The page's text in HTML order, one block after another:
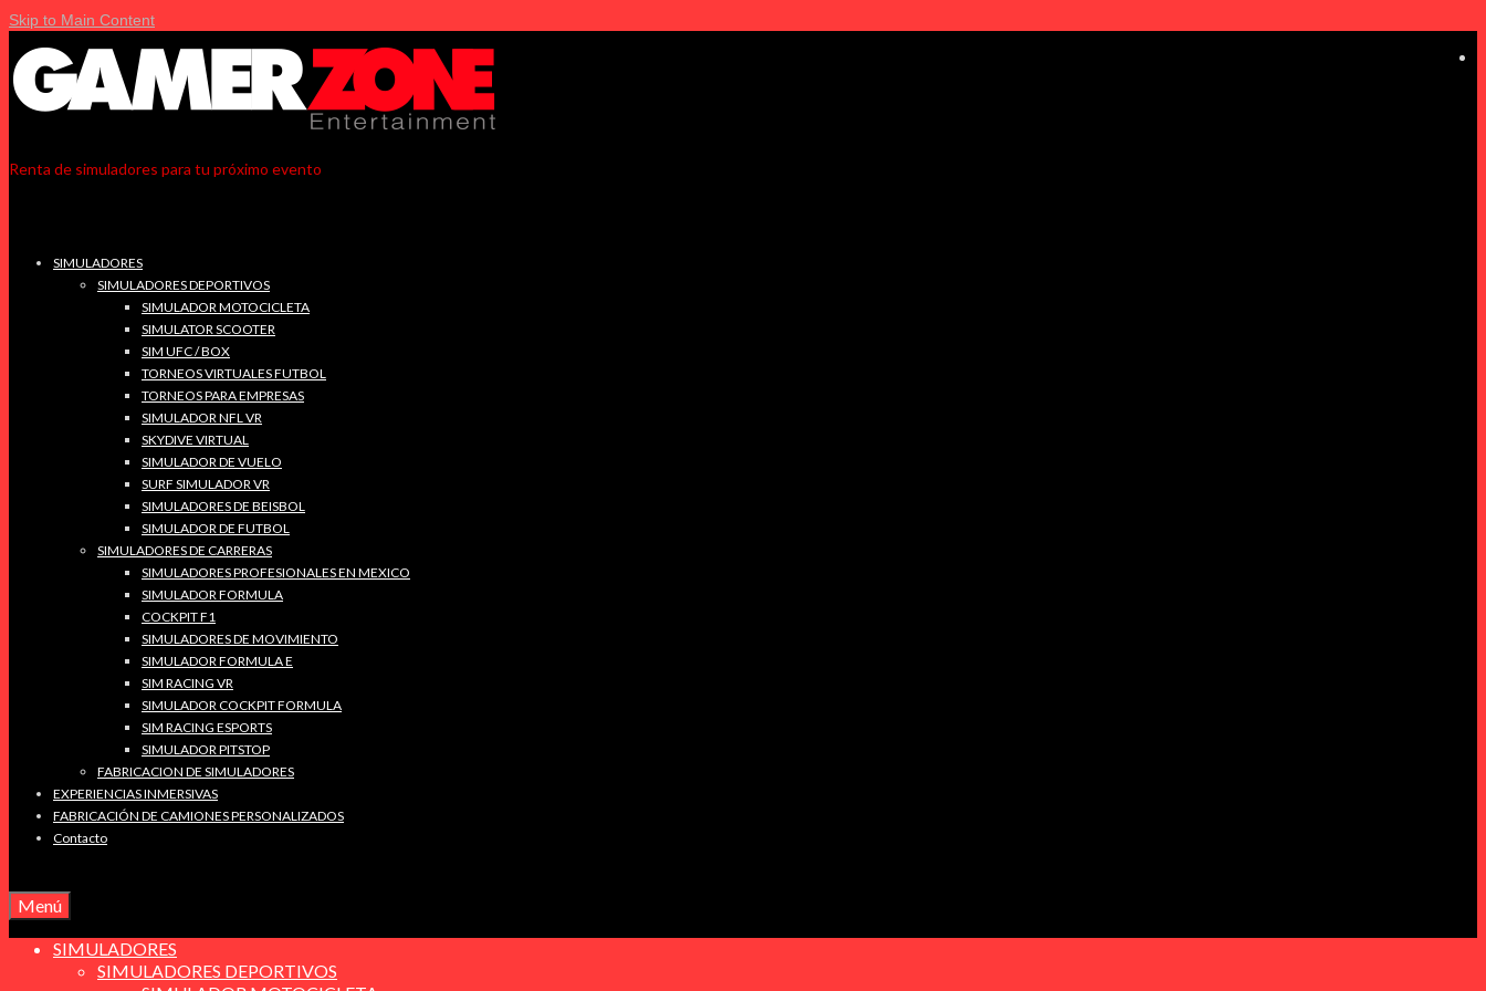
Skip to Main Content
Renta de simuladores para tu próximo evento
SIMULADORES
SIMULADORES DEPORTIVOS
SIMULADOR MOTOCICLETA
SIMULATOR SCOOTER
SIM UFC / BOX
TORNEOS VIRTUALES FUTBOL
TORNEOS PARA EMPRESAS
SIMULADOR NFL VR
SKYDIVE VIRTUAL
SIMULADOR DE VUELO
SURF SIMULADOR VR
SIMULADORES DE BEISBOL
SIMULADOR DE FUTBOL
SIMULADORES DE CARRERAS
SIMULADORES PROFESIONALES EN MEXICO
SIMULADOR FORMULA
COCKPIT F1
SIMULADORES DE MOVIMIENTO
SIMULADOR FORMULA E
SIM RACING VR
SIMULADOR COCKPIT FORMULA
SIM RACING ESPORTS
SIMULADOR PITSTOP
FABRICACION DE SIMULADORES
EXPERIENCIAS INMERSIVAS
FABRICACIÓN DE CAMIONES PERSONALIZADOS
Contacto
Menú
SIMULADORES
SIMULADORES DEPORTIVOS